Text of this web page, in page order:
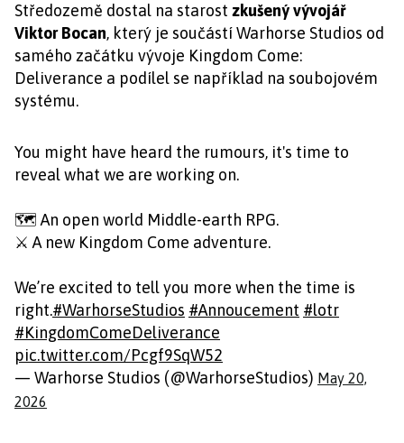
Středozemě dostal na starost zkušený vývojář
Viktor Bocan, který je součástí Warhorse Studios od
samého začátku vývoje Kingdom Come:
Deliverance a podílel se například na soubojovém
systému.
You might have heard the rumours, it's time to
reveal what we are working on.
🗺️ An open world Middle-earth RPG.
⚔️ A new Kingdom Come adventure.
We’re excited to tell you more when the time is
right.#WarhorseStudios #Annoucement #lotr
#KingdomComeDeliverance
pic.twitter.com/Pcgf9SqW52
— Warhorse Studios (@WarhorseStudios) May 20,
2026